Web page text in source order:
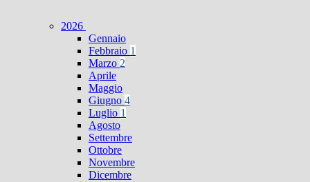
2026
Gennaio
Febbraio 1
Marzo 2
Aprile
Maggio
Giugno 4
Luglio 1
Agosto
Settembre
Ottobre
Novembre
Dicembre